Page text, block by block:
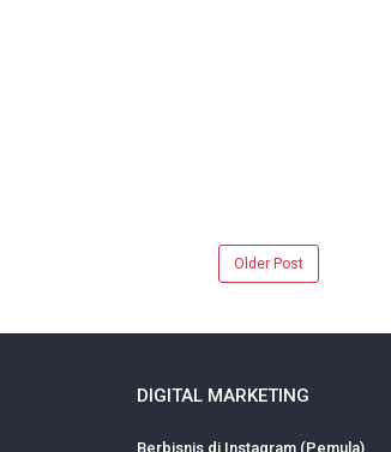
Older Post
DIGITAL MARKETING
Berbisnis di Instagram (Pemula)